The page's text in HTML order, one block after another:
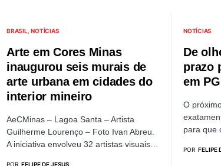
BRASIL NOTÍCIAS
Arte em Cores Minas
inaugurou seis murais de
arte urbana em cidades do
interior mineiro
AeCMinas – Lagoa Santa – Artista
Guilherme Lourenço – Foto Ivan Abreu.
A iniciativa envolveu 32 artistas visuais…
POR FELIPE DE JESUS
NOTÍCIAS
De
prazo
em
O
para que
POR FELIPE